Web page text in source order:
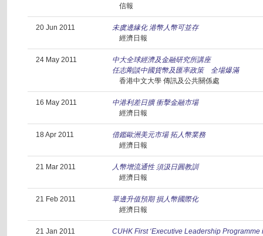
信報
20 Jun 2011
未虞邊緣化 港幣人幣可並存
經濟日報
24 May 2011
中大全球經濟及金融研究所講座
任志剛談中國貨幣及匯率政策 全場爆滿
香港中文大學 傳訊及公共關係處
16 May 2011
中港利差日擴 衝擊金融市場
經濟日報
18 Apr 2011
借鑑歐洲美元市場 拓人幣業務
經濟日報
21 Mar 2011
人幣增流通性 須汲日圓教訓
經濟日報
21 Feb 2011
單邊升值預期 損人幣國際化
經濟日報
21 Jan 2011
CUHK First ‘Executive Leadership Programme